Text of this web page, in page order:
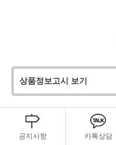
상품정보고시 보기
공지사항 카톡상담